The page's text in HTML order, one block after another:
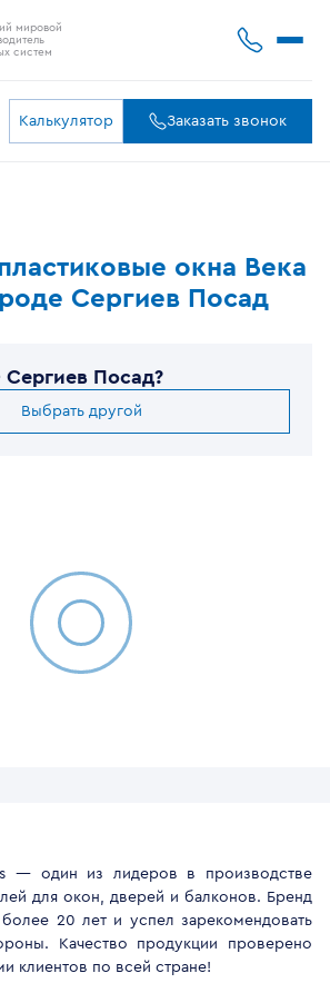
мировой
систем
Калькулятор Заказать звонок
окна Века
Сергиев Посад
Сергиев Посад?
Выбрать другой
— один из лидеров в производстве
для окон, дверей и балконов. Бренд
20 лет и успел зарекомендовать
Качество продукции проверено
клиентов по всей стране!